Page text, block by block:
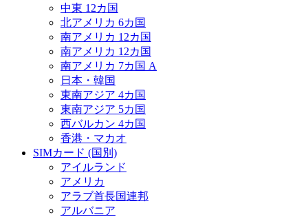
中東 12カ国
北アメリカ 6カ国
南アメリカ 12カ国
南アメリカ 12カ国
南アメリカ 7カ国 A
日本・韓国
東南アジア 4カ国
東南アジア 5カ国
西バルカン 4カ国
香港・マカオ
SIMカード (国別)
アイルランド
アメリカ
アラブ首長国連邦
アルバニア